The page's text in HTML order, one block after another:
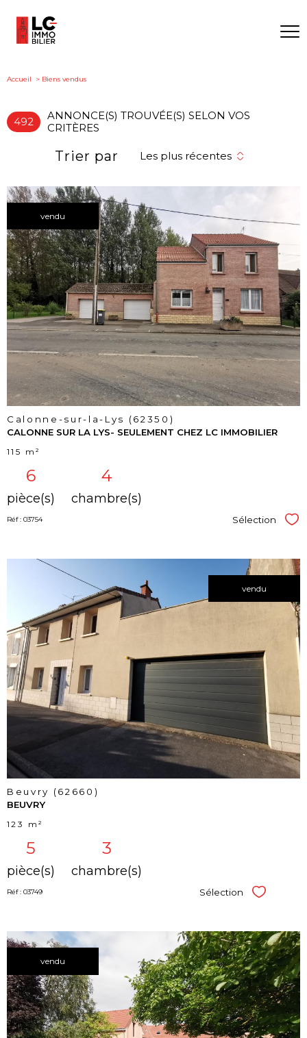
Accueil Biens vendus
492
ANNONCE(S) TROUVÉE(S) SELON VOS
CRITÈRES
Trier par Les plus récentes
vendu
voir le
bien
Calonne-sur-la-Lys (62350)
CALONNE SUR LA LYS- SEULEMENT CHEZ LC IMMOBILIER
115 m²
6
pièce(s)
4
chambre(s)
Réf : 03754 Sélection
vendu
voir le
bien
Beuvry (62660)
BEUVRY
123 m²
5
pièce(s)
3
chambre(s)
Réf : 03749 Sélection Sélectionner
vendu
voir le